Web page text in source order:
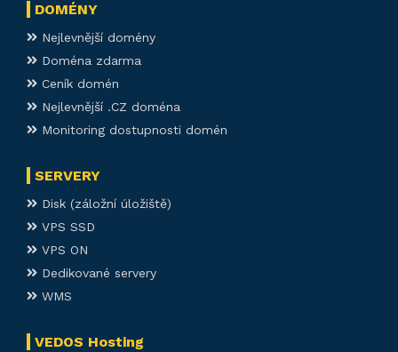
DOMÉNY
Nejlevnější domény
Doména zdarma
Ceník domén
Nejlevnější .CZ doména
Monitoring dostupnosti domén
SERVERY
Disk (záložní úložiště)
VPS SSD
VPS ON
Dedikované servery
WMS
VEDOS Hosting